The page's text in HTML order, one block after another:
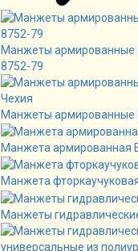
Манжеты армированные
8752-79
Манжеты армированные
Манжета армированная
Манжета
Манжеты